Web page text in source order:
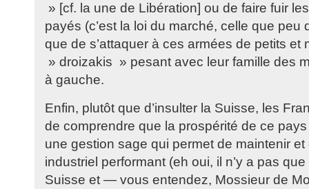
» [cf. la une de Libération] ou de faire fuir
payés (c’est la loi du marché, celle que peu
que de s’attaquer à ces armées de petits et
» droizakis » pesant avec leur famille des
à gauche.
Enfin, plutôt que d’insulter la Suisse, les
de comprendre que la prospérité de ce pays
une gestion sage qui permet de maintenir
industriel performant (eh oui, il n’y a pas
Suisse et — vous entendez, Mossieur de